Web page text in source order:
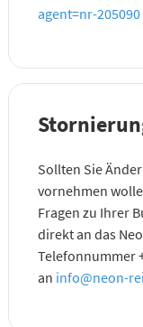
agent=nr-205090
Sollten Sie
vornehmen
Fragen zu Ihrer
direkt an das
Telefonnummer
an info@neon-